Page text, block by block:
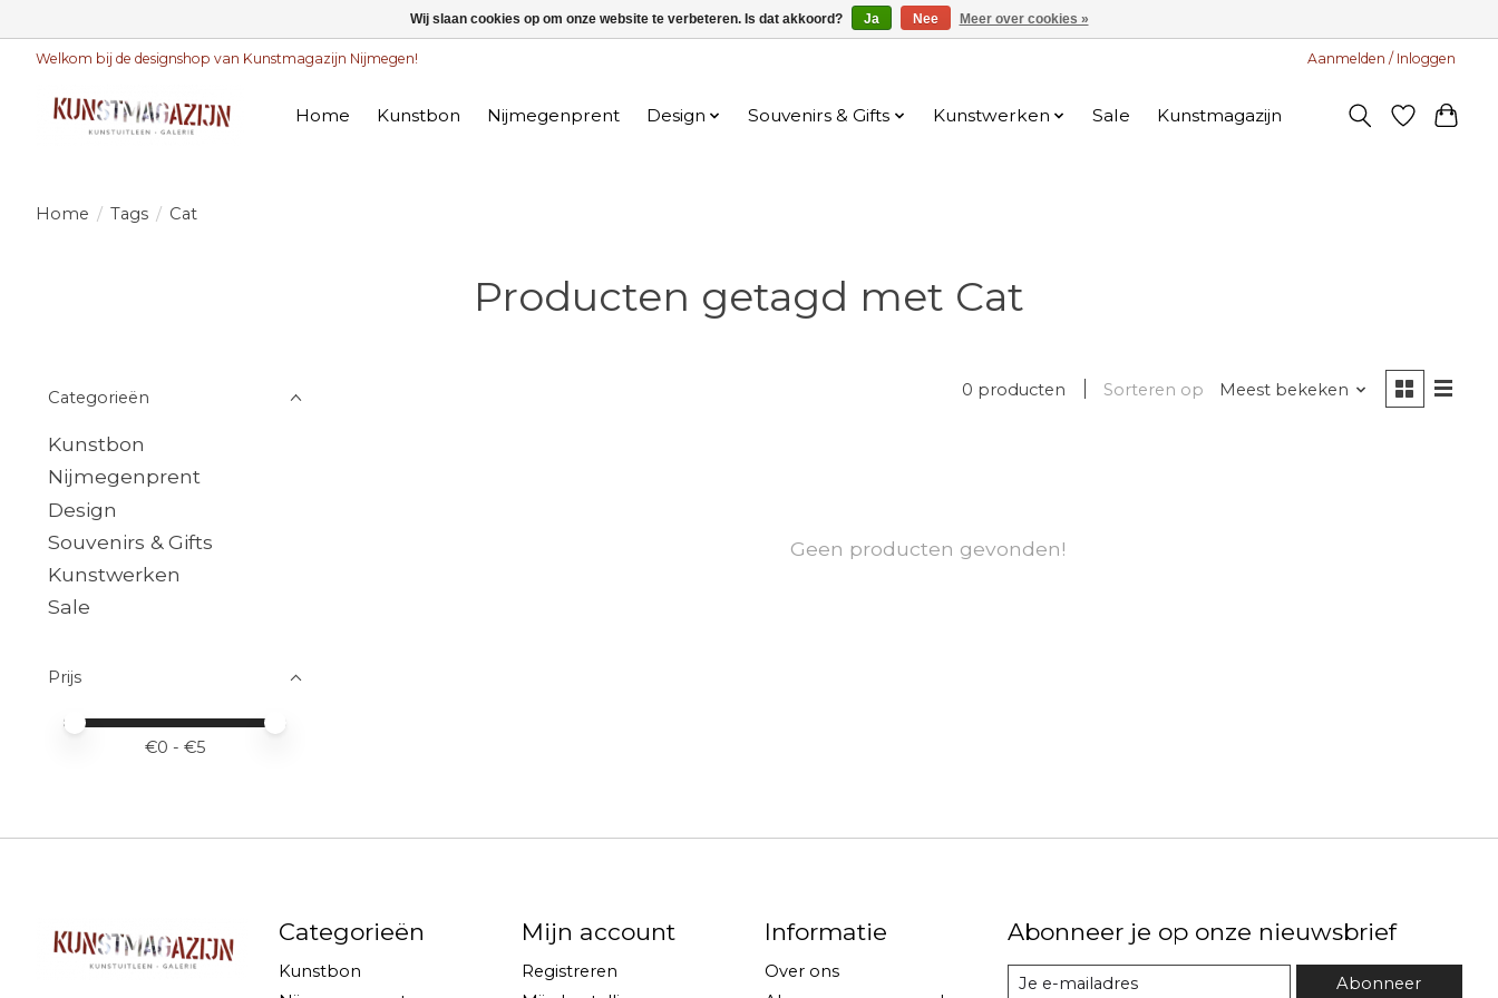
Welkom bij de designshop van Kunstmagazijn Nijmegen! Aanmelden / Inloggen
Home Kunstbon Nijmegenprent Design Souvenirs & Gifts Kunstwerken Sale Kunstmagazijn
Home / Tags / Cat
Producten getagd met Cat
Categorieën
Kunstbon
Nijmegenprent
Design
Souvenirs & Gifts
Kunstwerken
Sale
Prijs
Minimale prijswaarde
Price maximum value
€0 - €5
0 producten Sorteren op Meest bekeken
Geen producten gevonden!
Categorieën
Kunstbon
Mijn account
Registreren
Informatie
Over ons
Abonneer je op onze nieuwsbrief
Abonneer
Wij slaan cookies op om onze website te verbeteren. Is dat akkoord? Ja Nee Meer over cookies »